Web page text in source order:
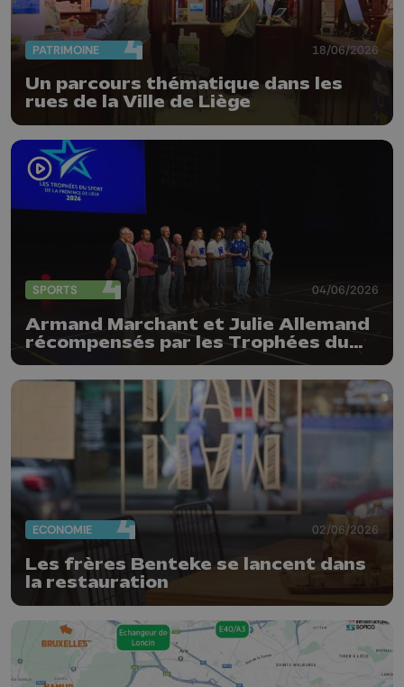
PATRIMOINE 18/06/2026
Un parcours thématique dans les
rues de la Ville de Liège
SPORTS 04/06/2026
Armand Marchant et Julie Allemand
récompensés par les Trophées du
sport de la Province de Liège
ECONOMIE 02/06/2026
Les frères Benteke se lancent dans
la restauration